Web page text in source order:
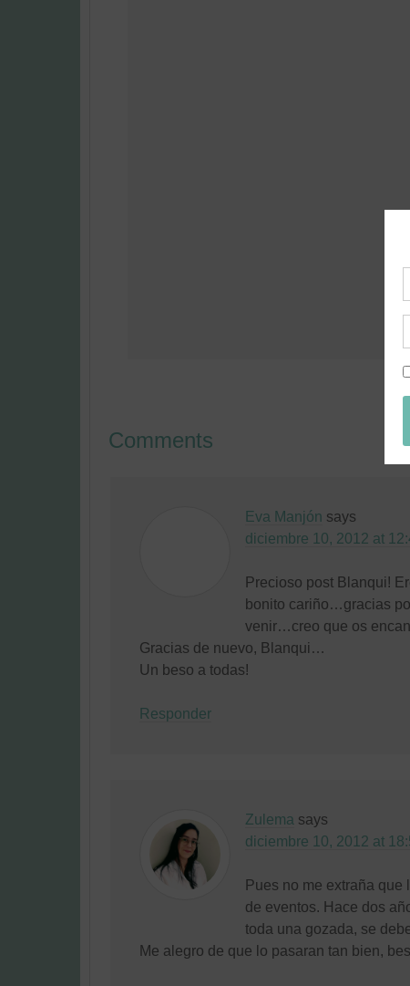
Comments
Eva Manjón says
diciembre 10, 2012 at
Precioso post Blanqui!
bonito cariño…gracias
venir…creo que os
Gracias de nuevo, Blanqui…
Un beso a todas!
Responder
Zulema says
diciembre 10, 2012 at
Pues no me extraña que
de eventos. Hace dos
toda una gozada, se
Me alegro de que lo pasaran tan bien,